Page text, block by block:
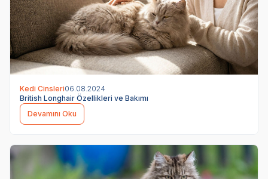
Kedi Cinsleri06.08.2024
British Longhair Özellikleri ve Bakımı
Devamını Oku